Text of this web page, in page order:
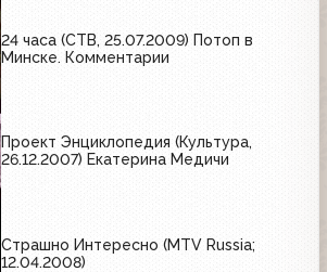
24 часа (СТВ, 25.07.2009) Потоп в
Минске. Комментарии
Проект Энциклопедия (Культура,
26.12.2007) Екатерина Медичи
Страшно Интересно (MTV Russia;
12.04.2008)